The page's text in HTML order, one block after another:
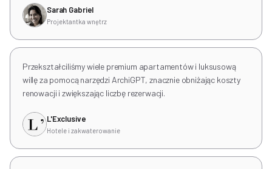
Sarah Gabriel
Projektantka wnętrz
Przekształciliśmy wiele premium apartamentów i luksusową
willę za pomocą narzędzi ArchiGPT, znacznie obniżając koszty
renowacji i zwiększając liczbę rezerwacji.
L'Exclusive
Hotele i zakwaterowanie